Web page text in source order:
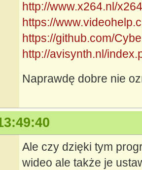
http://www.x264.nl/
https://
https://github.com/
http://avisynth.nl/
Naprawdę dobre nie
Ale czy dzięki tym
wideo ale także je